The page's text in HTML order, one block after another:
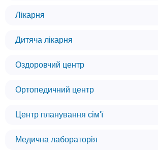
Лікарня
Дитяча лікарня
Оздоровчий центр
Ортопедичний центр
Центр планування сім'ї
Медична лабораторія